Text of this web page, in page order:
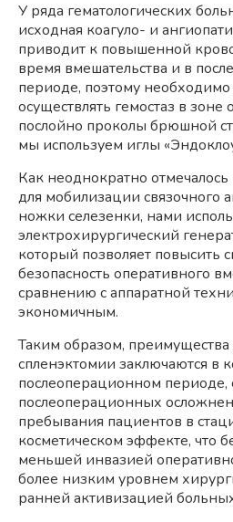
У ряда гематологических
исходная коагуло- и
приводит к повышенной
время вмешательства и в
периоде, поэтому
осуществлять гемостаз в
послойно проколы брюшной
мы используем иглы
Как неоднократно
для мобилизации связочного
ножки селезенки, нами
электрохирургический
который позволяет повысить
безопасность оперативного
сравнению с аппаратной
экономичным.
Таким образом, преимущества
спленэктомии заключаются в
послеоперационном
послеоперационных
пребывания пациентов в
косметическом эффекте, что
меньшей инвазией
более низким уровнем
ранней активизацией